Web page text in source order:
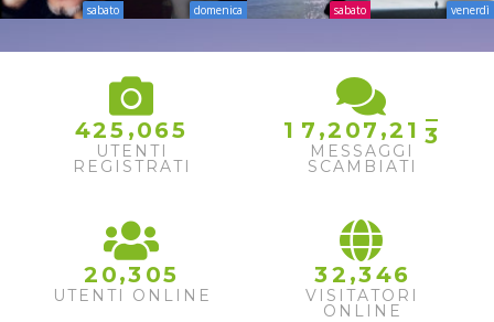
sabato domenica sabato venerdì
425 ,065
UTENTI
REGISTRATI
1 7 ,2 07 ,2 1 3
MESSAGGI
SCAMBIATI
2 0,3 05
UTENTI ONLINE
32 ,346
VISITATORI
ONLINE